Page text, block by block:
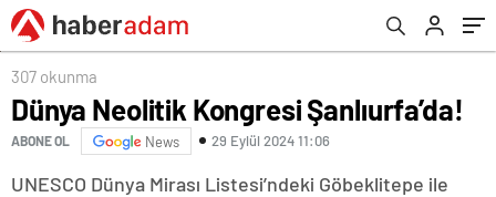
307 okunma
Dünya Neolitik Kongresi Şanlıurfa’da!
ABONE OL News 29 Eylül 2024 11:06
UNESCO Dünya Mirası Listesi’ndeki Göbeklitepe ile